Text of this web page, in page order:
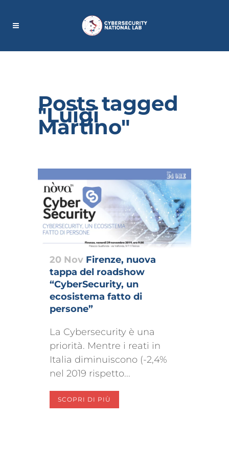
Posts tagged
"Luigi
Martino"
20 Nov Firenze, nuova
tappa del roadshow
“CyberSecurity, un
ecosistema fatto di
persone”
La Cybersecurity è una
priorità. Mentre i reati in
Italia diminuiscono (-2,4%
nel 2019 rispetto...
SCOPRI DI PIÙ